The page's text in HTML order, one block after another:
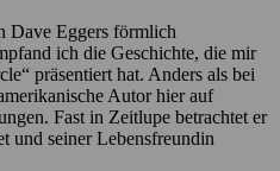
Dave Eggers förmlich
ich die Geschichte, die mir
präsentiert hat. Anders als bei
Autor hier auf
Fast in Zeitlupe betrachtet er
und seiner Lebensfreundin